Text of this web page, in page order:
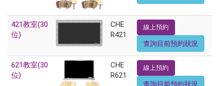
421教室(30
位)
CHE
R421
線上預約
查詢目前預約狀況
621教室(30
位)
CHE
R621
線上預約
查詢目前預約狀況